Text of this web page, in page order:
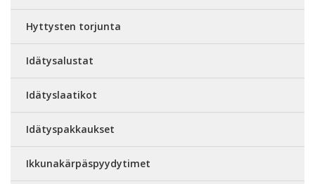
Hyttysten torjunta
Idätysalustat
Idätyslaatikot
Idätyspakkaukset
Ikkunakärpäspyydytimet